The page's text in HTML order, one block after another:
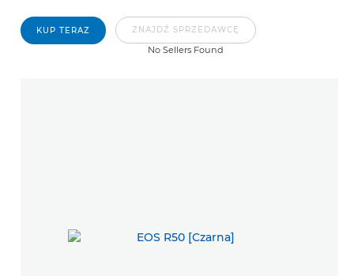
KUP TERAZ ZNAJDŹ SPRZEDAWCĘ
No Sellers Found